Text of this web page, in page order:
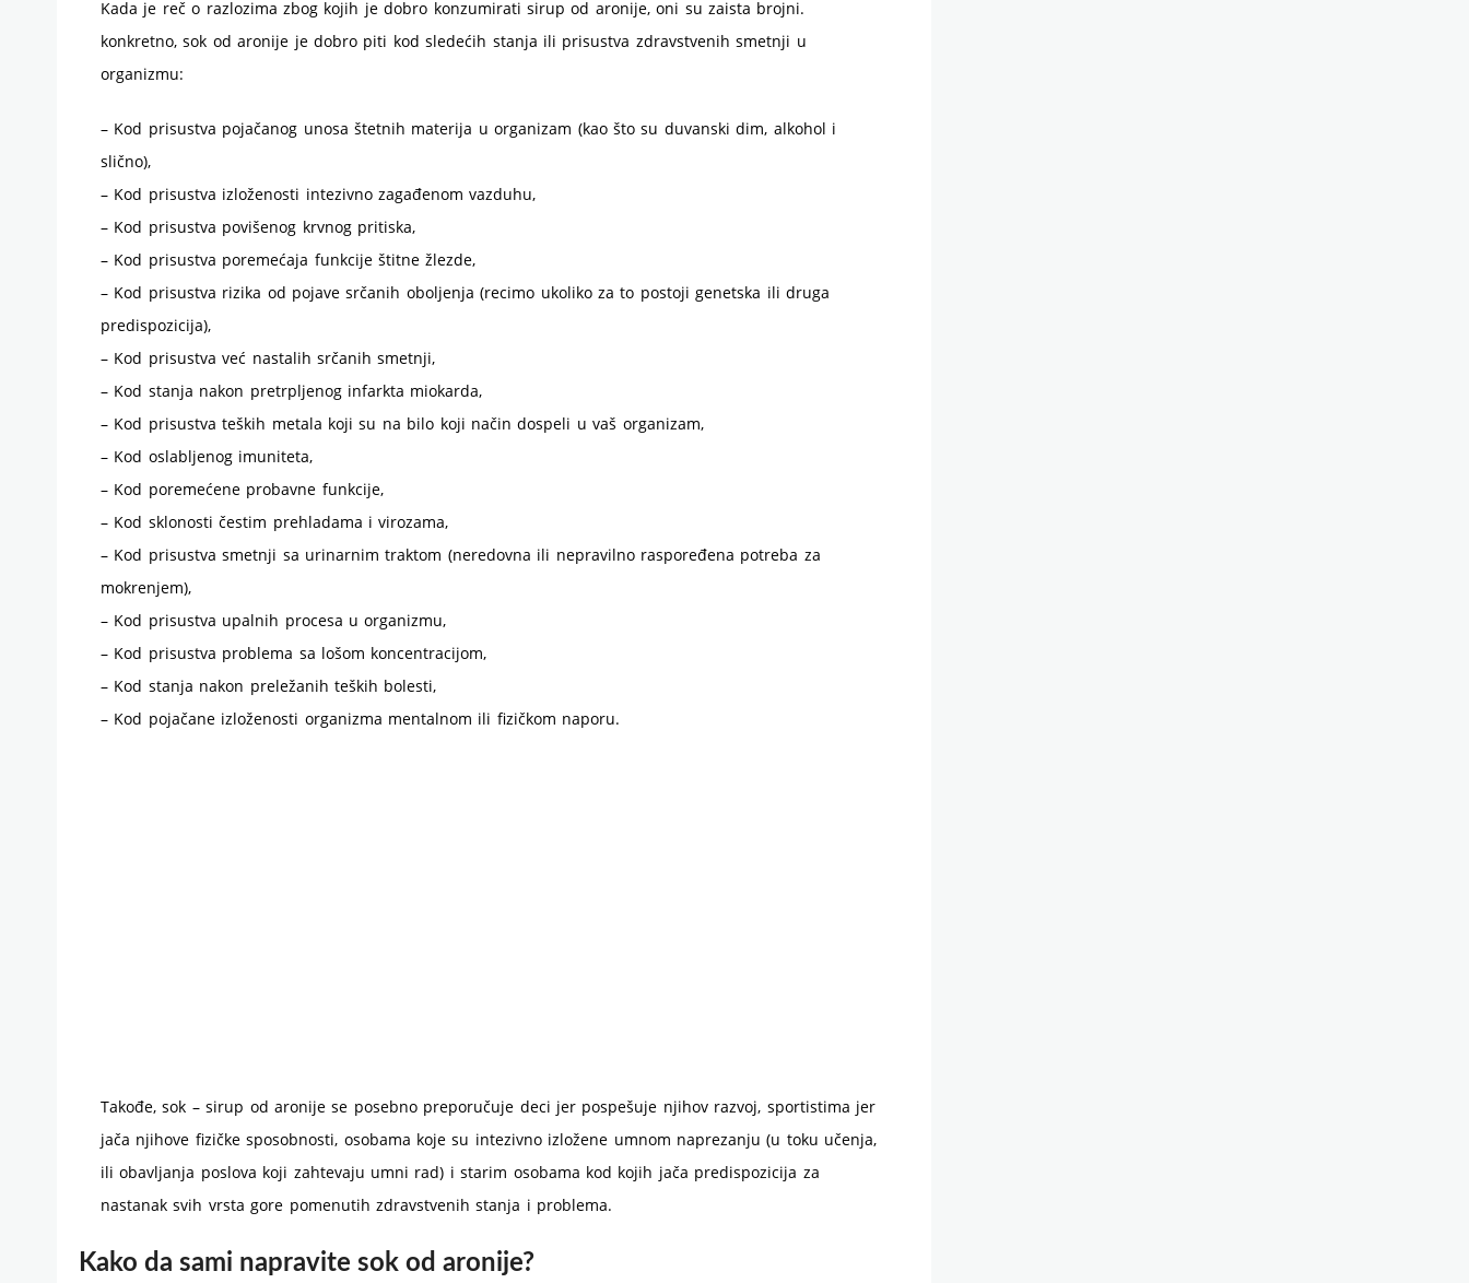
Kada je reč o razlozima zbog kojih je dobro konzumirati sirup od aronije, oni su zaista brojni.
konkretno, sok od aronije je dobro piti kod sledećih stanja ili prisustva zdravstvenih smetnji u
organizmu:
– Kod prisustva pojačanog unosa štetnih materija u organizam (kao što su duvanski dim, alkohol i
slično),
– Kod prisustva izloženosti intezivno zagađenom vazduhu,
– Kod prisustva povišenog krvnog pritiska,
– Kod prisustva poremećaja funkcije štitne žlezde,
– Kod prisustva rizika od pojave srčanih oboljenja (recimo ukoliko za to postoji genetska ili druga
predispozicija),
– Kod prisustva već nastalih srčanih smetnji,
– Kod stanja nakon pretrpljenog infarkta miokarda,
– Kod prisustva teških metala koji su na bilo koji način dospeli u vaš organizam,
– Kod oslabljenog imuniteta,
– Kod poremećene probavne funkcije,
– Kod sklonosti čestim prehladama i virozama,
– Kod prisustva smetnji sa urinarnim traktom (neredovna ili nepravilno raspoređena potreba za
mokrenjem),
– Kod prisustva upalnih procesa u organizmu,
– Kod prisustva problema sa lošom koncentracijom,
– Kod stanja nakon preležanih teških bolesti,
– Kod pojačane izloženosti organizma mentalnom ili fizičkom naporu.
Takođe, sok – sirup od aronije se posebno preporučuje deci jer pospešuje njihov razvoj, sportistima jer
jača njihove fizičke sposobnosti, osobama koje su intezivno izložene umnom naprezanju (u toku učenja,
ili obavljanja poslova koji zahtevaju umni rad) i starim osobama kod kojih jača predispozicija za
nastanak svih vrsta gore pomenutih zdravstvenih stanja i problema.
Kako da sami napravite sok od aronije?